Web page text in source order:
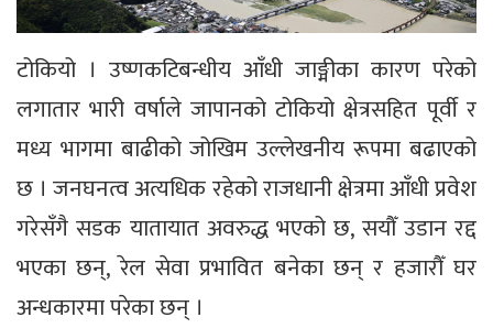
टोकियो । उष्णकटिबन्धीय आँधी जाङ्मीका कारण परेको
लगातार भारी वर्षाले जापानको टोकियो क्षेत्रसहित पूर्वी र
मध्य भागमा बाढीको जोखिम उल्लेखनीय रूपमा बढाएको
छ । जनघनत्व अत्यधिक रहेको राजधानी क्षेत्रमा आँधी प्रवेश
गरेसँगै सडक यातायात अवरुद्ध भएको छ, सयौँ उडान रद्द
भएका छन्, रेल सेवा प्रभावित बनेका छन् र हजारौँ घर
अन्धकारमा परेका छन् ।